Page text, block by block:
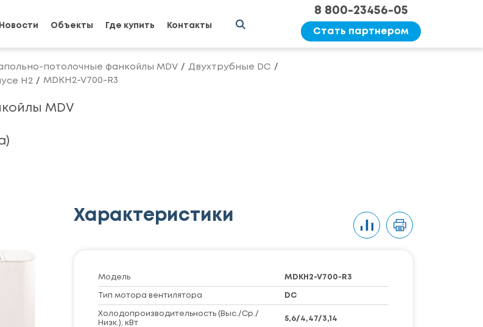
Новости Объекты Где купить Контакты
8 800-23456-05
Стать партнером
потолочные фанкойлы MDV
Двухтрубные DC
H2
MDKH2-V700-R3
MDV
Характеристики
Модель MDKH2-V700-R3
Тип мотора вентилятора DC
Холодопроизводительность (Выс./Ср./
Низк.), кВт
5,6/4,47/3,14